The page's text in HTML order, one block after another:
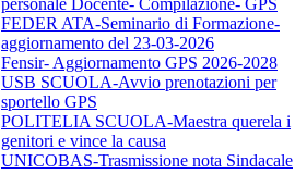
personale Docente- Compilazione- GPS
FEDER ATA-Seminario di Formazione-
aggiornamento del 23-03-2026
Fensir- Aggiornamento GPS 2026-2028
USB SCUOLA-Avvio prenotazioni per
sportello GPS
POLITELIA SCUOLA-Maestra querela i
genitori e vince la causa
UNICOBAS-Trasmissione nota Sindacale